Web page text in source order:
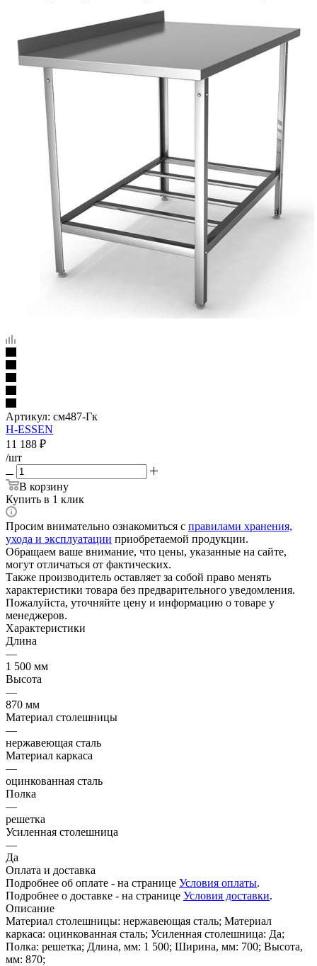
Артикул: см487-Гк
H-ESSEN
11 188 ₽
/шт
В корзину
Купить в 1 клик
Просим внимательно ознакомиться с правилами хранения,
ухода и эксплуатации приобретаемой продукции.
Обращаем ваше внимание, что цены, указанные на сайте,
могут отличаться от фактических.
Также производитель оставляет за собой право менять
характеристики товара без предварительного уведомления.
Пожалуйста, уточняйте цену и информацию о товаре у
менеджеров.
Характеристики
Длина
—
1 500 мм
Высота
—
870 мм
Материал столешницы
—
нержавеющая сталь
Материал каркаса
—
оцинкованная сталь
Полка
—
решетка
Усиленная столешница
—
Да
Оплата и доставка
Подробнее об оплате - на странице Условия оплаты.
Подробнее о доставке - на странице Условия доставки.
Описание
Материал столешницы: нержавеющая сталь; Материал
каркаса: оцинкованная сталь; Усиленная столешница: Да;
Полка: решетка; Длина, мм: 1 500; Ширина, мм: 700; Высота,
мм: 870;